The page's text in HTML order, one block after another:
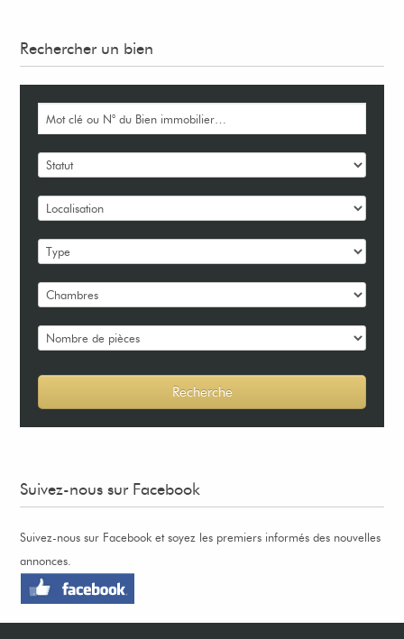
Rechercher un bien
Suivez-nous sur Facebook
Suivez-nous sur Facebook et soyez les premiers informés des nouvelles
annonces.